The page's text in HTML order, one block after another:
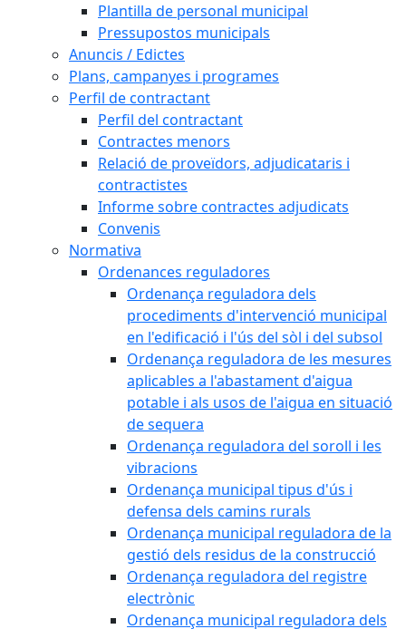
Plantilla de personal municipal
Pressupostos municipals
Anuncis / Edictes
Plans, campanyes i programes
Perfil de contractant
Perfil del contractant
Contractes menors
Relació de proveïdors, adjudicataris i
contractistes
Informe sobre contractes adjudicats
Convenis
Normativa
Ordenances reguladores
Ordenança reguladora dels
procediments d'intervenció municipal
en l'edificació i l'ús del sòl i del subsol
Ordenança reguladora de les mesures
aplicables a l'abastament d'aigua
potable i als usos de l'aigua en situació
de sequera
Ordenança reguladora del soroll i les
vibracions
Ordenança municipal tipus d'ús i
defensa dels camins rurals
Ordenança municipal reguladora de la
gestió dels residus de la construcció
Ordenança reguladora del registre
electrònic
Ordenança municipal reguladora dels